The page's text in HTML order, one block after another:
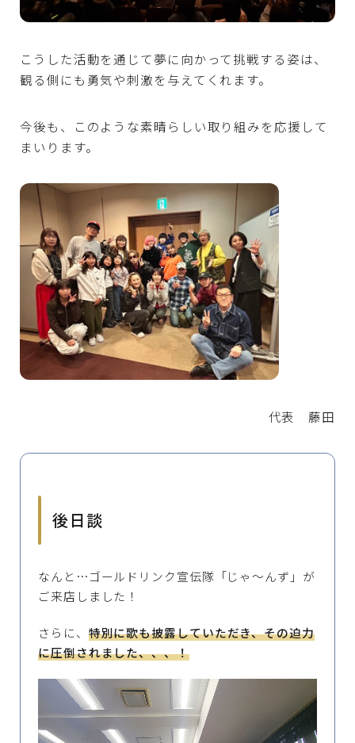
こうした活動を通じて夢に向かって挑戦する姿は、
観る側にも勇気や刺激を与えてくれます。
今後も、このような素晴らしい取り組みを応援して
まいります。
代表 藤田
後日談
なんと…ゴールドリンク宣伝隊「じゃ〜んず」が
ご来店しました！
さらに、 特別に歌も披露していただき、その迫力
に圧倒されました、、、！